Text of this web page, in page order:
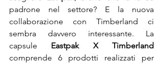
padrone nel settore? E la nuova
collaborazione con Timberland ci
sembra davvero interessante. La
capsule Eastpak X Timberland
comprende 6 prodotti realizzati per